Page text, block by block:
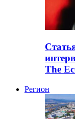
The
Регион